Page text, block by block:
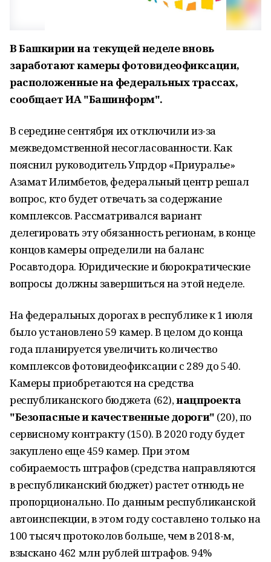
В Башкирии на текущей неделе вновь
заработают камеры фотовидеофиксации,
расположенные на федеральных трассах,
сообщает ИА "Башинформ".
В середине сентября их отключили из-за
межведомственной несогласованности. Как
пояснил руководитель Упрдор «Приуралье»
Азамат Илимбетов, федеральный центр решал
вопрос, кто будет отвечать за содержание
комплексов. Рассматривался вариант
делегировать эту обязанность регионам, в конце
концов камеры определили на баланс
Росавтодора. Юридические и бюрократические
вопросы должны завершиться на этой неделе.
На федеральных дорогах в республике к 1 июля
было установлено 59 камер. В целом до конца
года планируется увеличить количество
комплексов фотовидеофиксации с 289 до 540.
Камеры приобретаются на средства
республиканского бюджета (62),нацпроекта
"Безопасные и качественные дороги" (20), по
сервисному контракту (150). В 2020 году будет
закуплено еще 459 камер. При этом
собираемость штрафов (средства направляются
в республиканский бюджет) растет отнюдь не
пропорционально. По данным республиканской
автоинспекции, в этом году составлено только на
100 тысяч протоколов больше, чем в 2018-м,
взыскано 462 млн рублей штрафов. 94%